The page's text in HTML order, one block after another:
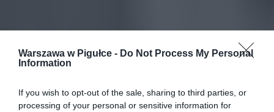
Warszawa w Pigułce - Do Not Process My Personal
Information
If you wish to opt-out of the sale, sharing to third parties, or
processing of your personal or sensitive information for